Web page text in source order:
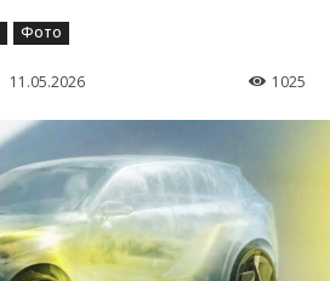
Фото
11.05.2026 1025